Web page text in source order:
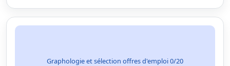
Graphologie et sélection offres d'emploi 0/20